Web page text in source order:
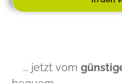
... jetzt vom